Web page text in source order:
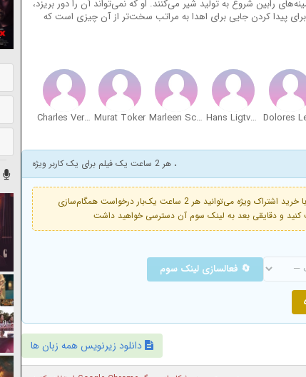
رابین شروع به تولید شیر می‌کنند. او که نمی‌تواند آن را دور بریزد،
پیدا کردن جایی برای اهدا به مراتب سخت‌تر از آن چیزی است که
Hans Ligtvoet
Marleen Scholten
Murat Toker
Charles Verhoeff
، هر 2 ساعت یک فیلم برای یک کاربر ویژه
فعال است. با خرید اشتراک ویژه می‌توانید هر 2 ساعت یک‌بار درخواست همگام‌سازی
🔄 فعالسازی لینک سوم
دانلود زیرنویس همه زبان ها